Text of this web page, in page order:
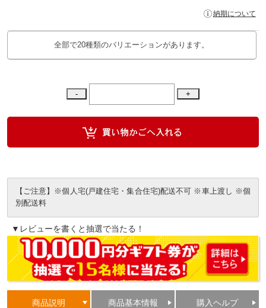
納期について
全部で20種類のバリエーションがあります。
【ご注意】※個人宅(戸建住宅・集合住宅)配送不可 ※車上渡し ※個
別配送料
▼レビューを書くと抽選で当たる！
商品説明 商品基本情報 購入ヘルプ